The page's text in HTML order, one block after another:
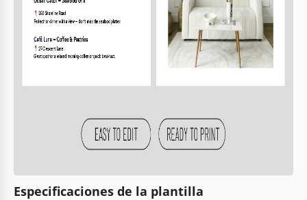
Especificaciones de la plantilla